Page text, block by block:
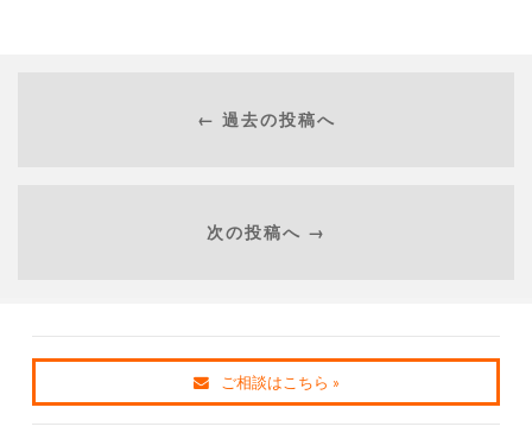
← 過去の投稿へ
次の投稿へ →
ご相談はこちら »